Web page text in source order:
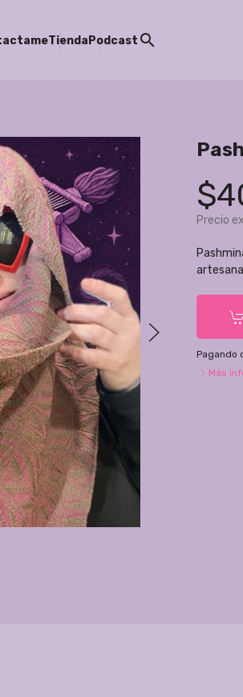
Tienda Podcast search
Precio
Pagando
Más